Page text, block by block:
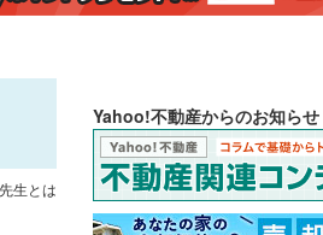
生とは
Yahoo!不動産からのお知らせ